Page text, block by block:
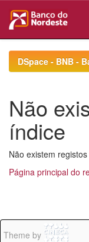
navigationDSpace - BNB -
Não
índice
Não existem
Página principal do
Theme by